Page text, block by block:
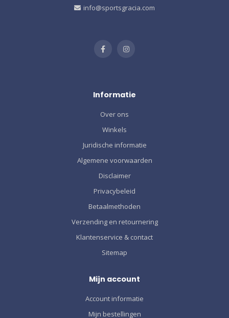
info@sportsgracia.com
Informatie
Over ons
Winkels
Juridische informatie
Algemene voorwaarden
Disclaimer
Privacybeleid
Betaalmethoden
Verzending en retournering
Klantenservice & contact
Sitemap
Mijn account
Account informatie
Mijn bestellingen